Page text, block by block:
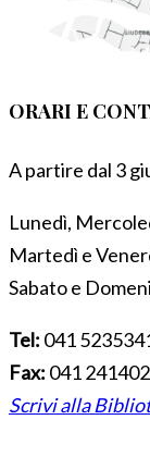
ORARI E
A partire dal 3
Lunedì,
Martedì e
Sabato e
Tel: 041
Fax: 041
Scrivi alla